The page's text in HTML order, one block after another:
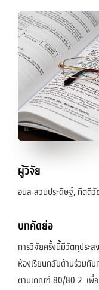
ผู้วิจัย
อนล สวนประดิษฐ์, กิตติ
บทคัดย่อ
การวิจัยครั้งนี้มีวัตถุประ
ห้องเรียนกลับด้านร่วมกับ
ตามเกณฑ์ 80/80 2. เพื่อ